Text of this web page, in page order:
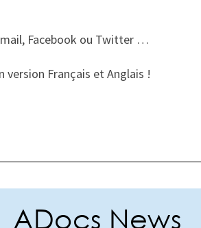
Facebook ou Twitter …
Français et Anglais !